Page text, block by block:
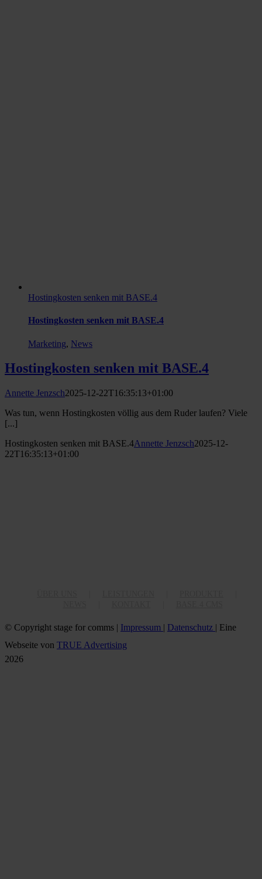
Hostingkosten senken mit BASE.4
Hostingkosten senken mit BASE.4
Marketing, News
Hostingkosten senken mit BASE.4
Annette Jenzsch2025-12-22T16:35:13+01:00
Was tun, wenn Hostingkosten völlig aus dem Ruder laufen? Viele
[...]
Hostingkosten senken mit BASE.4Annette Jenzsch2025-12-
22T16:35:13+01:00
© Copyright stage for comms | Impressum | Datenschutz | Eine
Webseite von TRUE Advertising
Nach
2026